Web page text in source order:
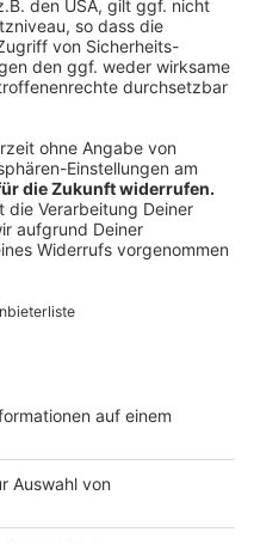
beschäftigt
Region beobachten
die Situation in
und Handelskammer
wie sich das Virus
350 Unternehmen
für Leysieffer